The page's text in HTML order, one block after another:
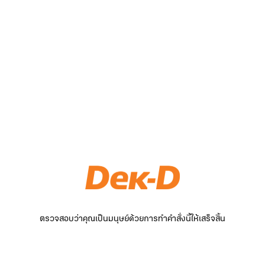
ตรวจสอบว่าคุณเป็นมนุษย์ด้วยการทำคำสั่งนี้ให้เสร็จสิ้น